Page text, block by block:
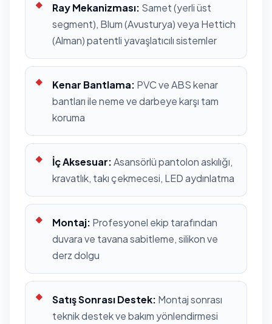
Ray Mekanizması: Samet (yerli üst
segment), Blum (Avusturya) veya Hettich
(Alman) patentli yavaşlatıcılı sistemler
Kenar Bantlama: PVC ve ABS kenar
bantları ile neme ve darbeye karşı tam
koruma
İç Aksesuar:Asansörlü pantolon askılığı,
kravatlık, takı çekmecesi, LED aydınlatma
Montaj: Profesyonel ekip tarafından
duvara ve tavana sabitleme, silikon ve
derz dolgu
Satış Sonrası Destek: Montaj sonrası
teknik destek ve bakım yönlendirmesi